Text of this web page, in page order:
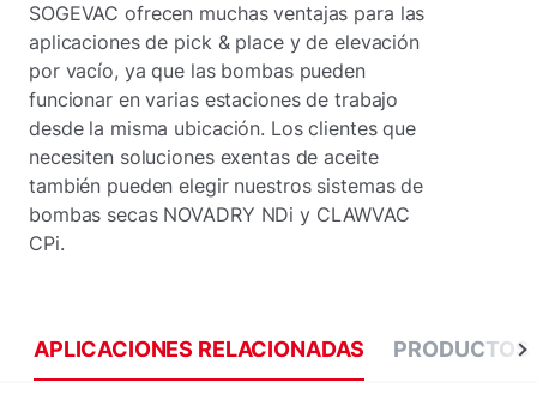
SOGEVAC ofrecen muchas ventajas para las
aplicaciones de pick & place y de elevación
por vacío, ya que las bombas pueden
funcionar en varias estaciones de trabajo
desde la misma ubicación. Los clientes que
necesiten soluciones exentas de aceite
también pueden elegir nuestros sistemas de
bombas secas NOVADRY NDi y CLAWVAC
CPi.
APLICACIONES RELACIONADAS PRODUCTOS